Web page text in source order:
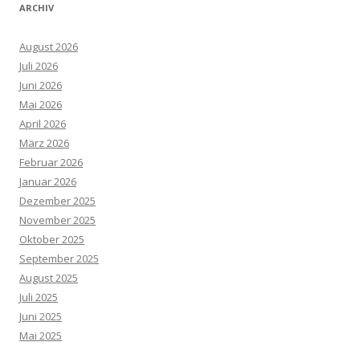
ARCHIV
August 2026
Juli 2026
Juni 2026
Mai 2026
April 2026
März 2026
Februar 2026
Januar 2026
Dezember 2025
November 2025
Oktober 2025
September 2025
August 2025
Juli 2025
Juni 2025
Mai 2025